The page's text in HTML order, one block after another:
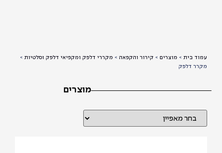
>מוצרים> קירור והקפאה>מקררי דלפק ומקפיאי דלפק וסלטיות>
דלפק
מוצרים